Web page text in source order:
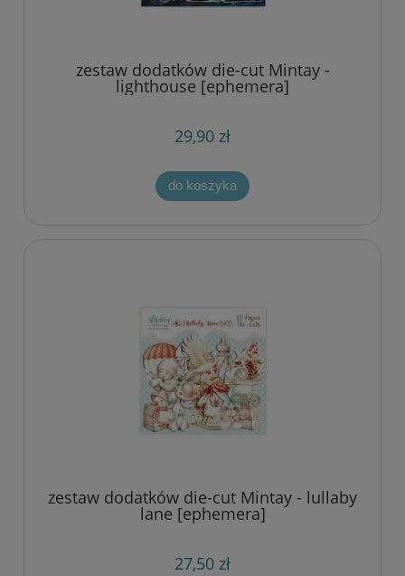
zestaw dodatków die-cut Mintay -
lighthouse [ephemera]
29,90 zł
do koszyka
zestaw dodatków die-cut Mintay - lullaby
lane [ephemera]
27,50 zł